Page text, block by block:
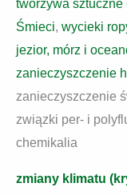
tworzywa sztuczne
Śmieci, wycieki
jezior, mórz i
zanieczyszczenie
zanieczyszczenie
związki per- i
chemikalia
zmiany klimatu